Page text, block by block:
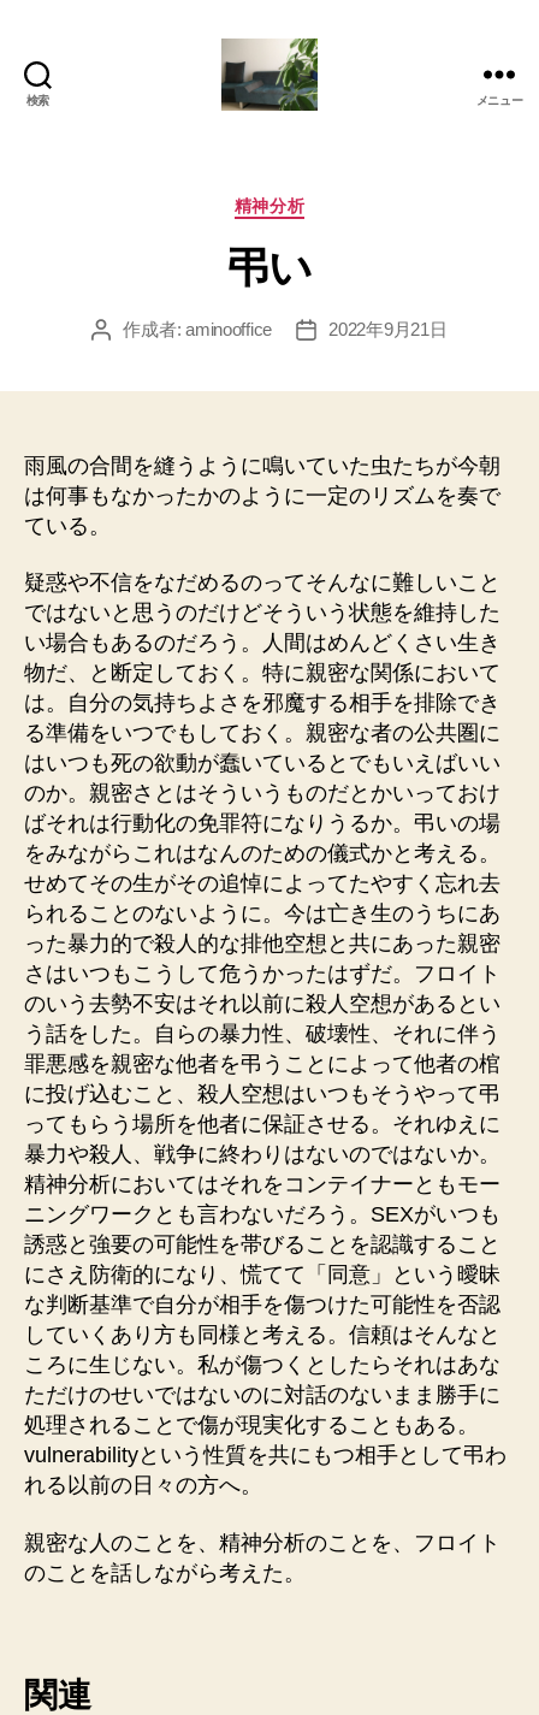
検索
美
か
も
あ
の
グ
メニュー
カ
ゴ
リ
精神分析
弔い
投
作成者:aminooffice
投
2022年9月21日
雨風の合間を縫うように鳴いていた虫たちが今朝
は何事もなかったかのように一定のリズムを奏で
ている。
疑惑や不信をなだめるのってそんなに難しいこと
ではないと思うのだけどそういう状態を維持した
い場合もあるのだろう。人間はめんどくさい生き
物だ、と断定しておく。特に親密な関係において
は。自分の気持ちよさを邪魔する相手を排除でき
る準備をいつでもしておく。親密な者の公共圏に
はいつも死の欲動が蠢いているとでもいえばいい
のか。親密さとはそういうものだとかいっておけ
ばそれは行動化の免罪符になりうるか。弔いの場
をみながらこれはなんのための儀式かと考える。
せめてその生がその追悼によってたやすく忘れ去
られることのないように。今は亡き生のうちにあ
った暴力的で殺人的な排他空想と共にあった親密
さはいつもこうして危うかったはずだ。フロイト
のいう去勢不安はそれ以前に殺人空想があるとい
う話をした。自らの暴力性、破壊性、それに伴う
罪悪感を親密な他者を弔うことによって他者の棺
に投げ込むこと、殺人空想はいつもそうやって弔
ってもらう場所を他者に保証させる。それゆえに
暴力や殺人、戦争に終わりはないのではないか。
精神分析においてはそれをコンテイナーともモー
ニングワークとも言わないだろう。SEXがいつも
誘惑と強要の可能性を帯びることを認識すること
にさえ防衛的になり、慌てて「同意」という曖昧
な判断基準で自分が相手を傷つけた可能性を否認
していくあり方も同様と考える。信頼はそんなと
ころに生じない。私が傷つくとしたらそれはあな
ただけのせいではないのに対話のないまま勝手に
処理されることで傷が現実化することもある。
vulnerabilityという性質を共にもつ相手として弔わ
れる以前の日々の方へ。
親密な人のことを、精神分析のことを、フロイト
のことを話しながら考えた。
関連